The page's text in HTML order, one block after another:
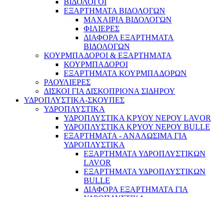
ΒΙΔΟΛΟΓΟΙ
ΕΞΑΡΤΗΜΑΤΑ ΒΙΔΟΛΟΓΩΝ
ΜΑΧΑΙΡΙΑ ΒΙΔΟΛΟΓΩΝ
ΦΙΛΙΕΡΕΣ
ΔΙΑΦΟΡΑ ΕΞΑΡΤΗΜΑΤΑ
ΒΙΔΟΛΟΓΩΝ
ΚΟΥΡΜΠΑΔΟΡΟΙ & ΕΞΑΡΤΗΜΑΤΑ
ΚΟΥΡΜΠΑΔΟΡΟΙ
ΕΞΑΡΤΗΜΑΤΑ ΚΟΥΡΜΠΑΔΟΡΩΝ
ΡΑΟΥΛΙΕΡΕΣ
ΔΙΣΚΟΙ ΓΙΑ ΔΙΣΚΟΠΡΙΟΝΑ ΣΙΔΗΡΟΥ
ΥΔΡΟΠΛΥΣΤΙΚΑ-ΣΚΟΥΠΕΣ
ΥΔΡΟΠΛΥΣΤΙΚΑ
ΥΔΡΟΠΛΥΣΤΙΚΑ ΚΡΥΟΥ ΝΕΡΟΥ LAVOR
ΥΔΡΟΠΛΥΣΤΙΚΑ ΚΡΥΟΥ ΝΕΡΟΥ BULLE
ΕΞΑΡΤΗΜΑΤΑ - ΑΝΑΛΩΣΙΜΑ ΓΙΑ
ΥΔΡΟΠΛΥΣΤΙΚΑ
ΕΞΑΡΤΗΜΑΤΑ ΥΔΡΟΠΛΥΣΤΙΚΩΝ
LAVOR
ΕΞΑΡΤΗΜΑΤΑ ΥΔΡΟΠΛΥΣΤΙΚΩΝ
BULLE
ΔΙΑΦΟΡΑ ΕΞΑΡΤΗΜΑΤΑ ΓΙΑ